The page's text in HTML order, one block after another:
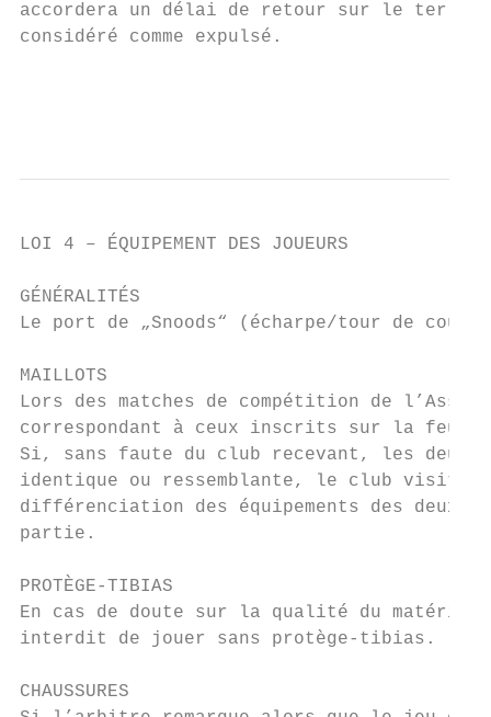
accordera un délai de retour sur le
considéré comme expulsé.
LOI 4 – ÉQUIPEMENT DES JOUEURS
GÉNÉRALITÉS
Le port de „Snoods“ (écharpe/tour de
MAILLOTS
Lors des matches de compétition de
correspondant à ceux inscrits sur la
Si, sans faute du club recevant, les deux
identique ou ressemblante, le club
différenciation des équipements des deux
partie.
PROTÈGE-TIBIAS
En cas de doute sur la qualité du
interdit de jouer sans protège-tibias.
CHAUSSURES